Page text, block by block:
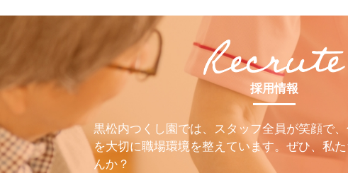
採用情報
黒松内つくし園では、スタッフ全員が笑顔で
を大切に職場環境を整えています。ぜひ、私
んか？